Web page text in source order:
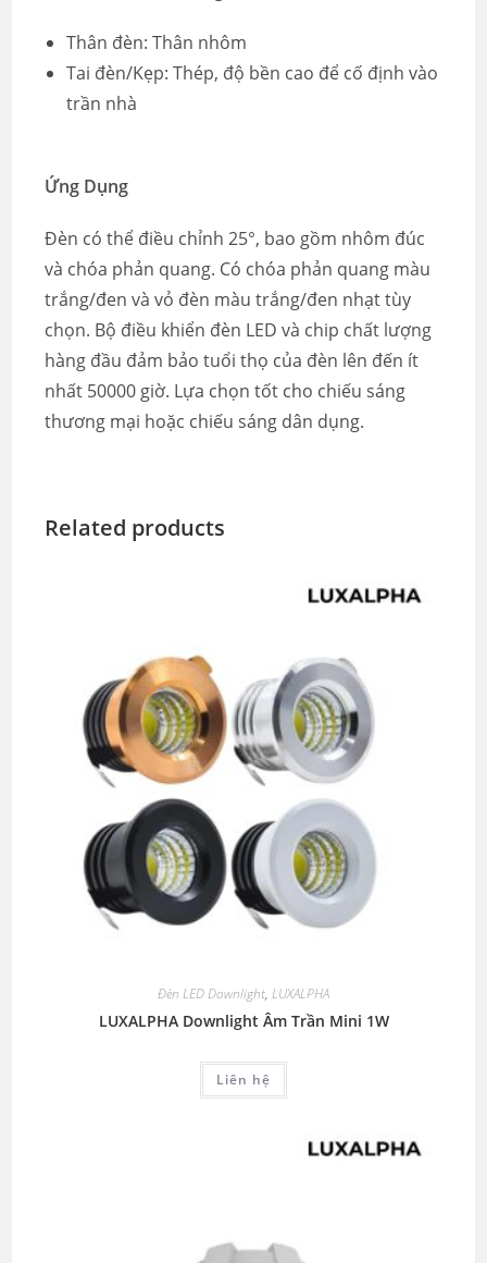
Thân đèn: Thân nhôm
Tai đèn/Kẹp: Thép, độ bền cao để cố định vào
trần nhà
Ứng Dụng
Đèn có thể điều chỉnh 25°, bao gồm nhôm đúc
và chóa phản quang. Có chóa phản quang màu
trắng/đen và vỏ đèn màu trắng/đen nhạt tùy
chọn. Bộ điều khiển đèn LED và chip chất lượng
hàng đầu đảm bảo tuổi thọ của đèn lên đến ít
nhất 50000 giờ. Lựa chọn tốt cho chiếu sáng
thương mại hoặc chiếu sáng dân dụng.
Related products
Đèn LED Downlight, LUXALPHA
LUXALPHA Downlight Âm Trần Mini 1W
Liên hệ